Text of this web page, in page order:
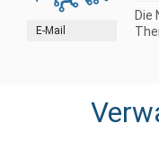
E-Mail
Die